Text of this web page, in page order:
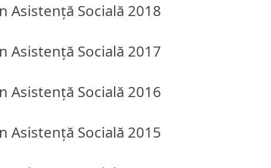
Asistență Socială 2018
Asistență Socială 2017
Asistență Socială 2016
Asistență Socială 2015